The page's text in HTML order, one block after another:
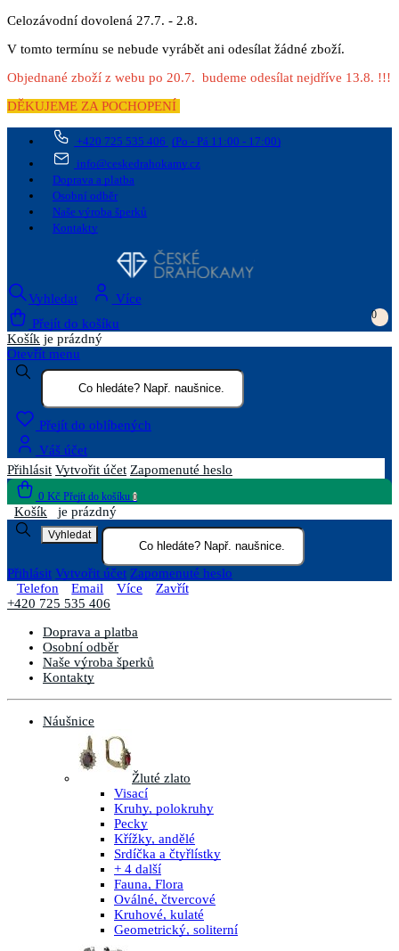
Celozávodní dovolená 27.7. - 2.8.
V tomto termínu se nebude vyrábět ani odesílat žádné zboží.
Objednané zboží z webu po 20.7. budeme odesílat nejdříve 13.8. !!!
DĚKUJEME ZA POCHOPENÍ
+420 725 535 406 (Po - Pá 11:00 - 17:00)
info@ceskedrahokamy.cz
Doprava a platba
Osobní odběr
Naše výroba šperků
Kontakty
Vyhledat
Více
Přejít do košíku
0
Košík je prázdný
Otevřít menu
Přejít do oblíbených
Váš účet
Přihlásit Vytvořit účet Zapomenuté heslo
0 Kč Přejít do košíku 0
Košík je prázdný
Vyhledat
Přihlásit Vytvořit účet Zapomenuté heslo
Telefon
Email Více
Zavřít
+420 725 535 406
Doprava a platba
Osobní odběr
Naše výroba šperků
Kontakty
Náušnice
Žluté zlato
Visací
Kruhy, polokruhy
Pecky
Křížky, andělé
Srdíčka a čtyřlístky
+ 4 další
Fauna, Flora
Oválné, čtvercové
Kruhové, kulaté
Geometrický, soliterní